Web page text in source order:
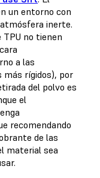
un entorno con
inerte.
TPU no tienen
a las
más rígidos), por
del polvo es
el
recomendando
de las
material sea